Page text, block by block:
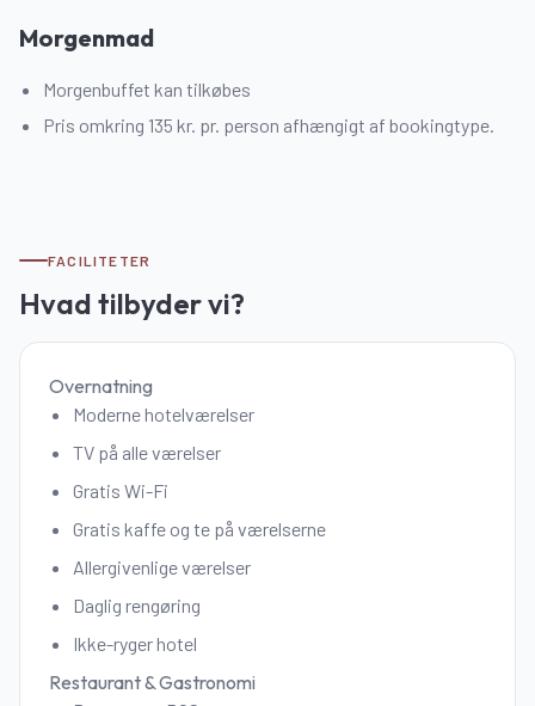
Morgenmad
Morgenbuffet kan tilkøbes
Pris omkring 135 kr. pr. person afhængigt af bookingtype.
FACILITETER
Hvad tilbyder vi?
Overnatning
Moderne hotelværelser
TV på alle værelser
Gratis Wi-Fi
Gratis kaffe og te på værelserne
Allergivenlige værelser
Daglig rengøring
Ikke-ryger hotel
Restaurant & Gastronomi